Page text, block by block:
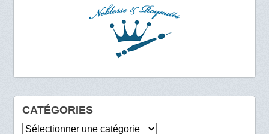
CATÉGORIES
Catégories